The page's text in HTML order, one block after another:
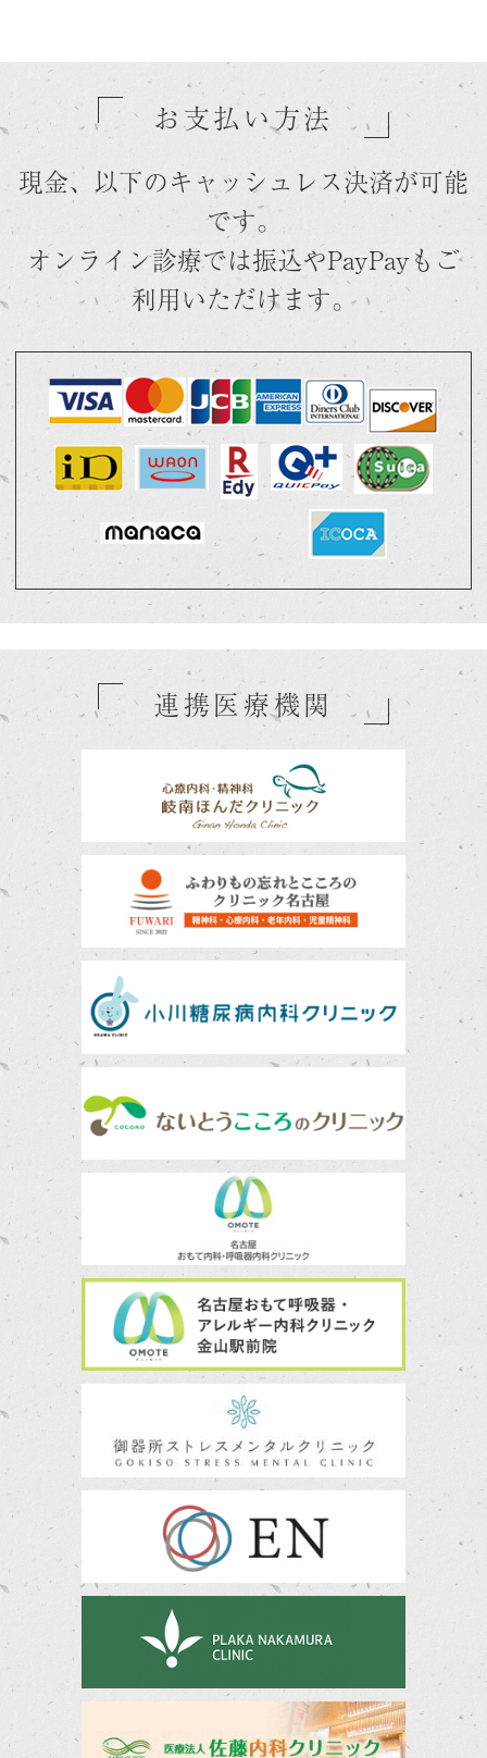
お支払い方法
現金、以下のキャッシュレス決済が可能
です。
オンライン診療では振込やPayPayもご
利用いただけます。
連携医療機関